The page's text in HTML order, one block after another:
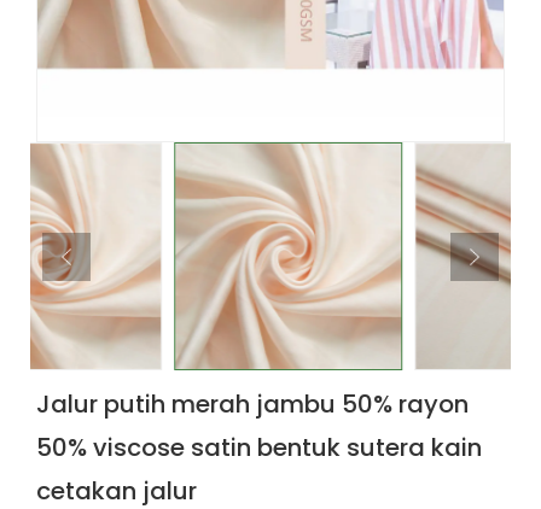
Jalur putih merah jambu 50% rayon
50% viscose satin bentuk sutera kain
cetakan jalur